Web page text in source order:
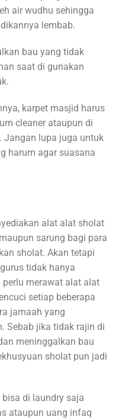
air wudhu sehingga
lembab.
bau yang tidak
saat di gunakan
karpet masjid harus
cleaner ataupun di
Jangan lupa juga untuk
harum agar suasana
alat alat sholat
sarung bagi para
sholat. Akan tetapi
tidak hanya
merawat alat alat
setiap beberapa
jamaah yang
Sebab jika tidak rajin di
meninggalkan bau
sholat pun jadi
di laundry saja
ataupun uang infaq